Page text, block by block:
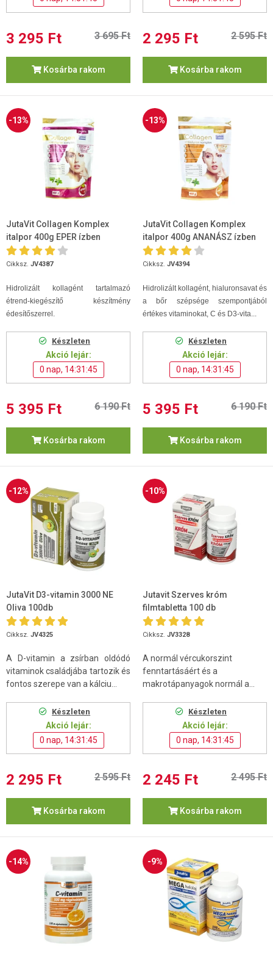
3 295 Ft 3 695 Ft
Kosárba rakom
2 295 Ft 2 595 Ft
Kosárba rakom
-13%
JutaVit Collagen Komplex
italpor 400g EPER ízben
Cikksz. JV4387
Hidrolizált kollagént tartalmazó
étrend-kiegészítő készítmény
édesítőszerrel.
Készleten
Akció lejár:
0 nap, 14:31:44
5 395 Ft 6 190 Ft
Kosárba rakom
-13%
JutaVit Collagen Komplex
italpor 400g ANANÁSZ ízben
Cikksz. JV4394
Hidrolizált kollagént, hialuronsavat és
a bőr szépsége szempontjából
értékes vitaminokat, C és D3-vita...
Készleten
Akció lejár:
0 nap, 14:31:44
5 395 Ft 6 190 Ft
Kosárba rakom
-12%
JutaVit D3-vitamin 3000 NE
Oliva 100db
Cikksz. JV4325
A D-vitamin a zsírban oldódó
vitaminok családjába tartozik és
fontos szerepe van a kálciu...
Készleten
Akció lejár:
0 nap, 14:31:44
2 295 Ft 2 595 Ft
Kosárba rakom
-10%
Jutavit Szerves króm
filmtabletta 100 db
Cikksz. JV3328
A normál vércukorszint
fenntartásáért és a
makrotápanyagok normál a...
Készleten
Akció lejár:
0 nap, 14:31:44
2 245 Ft 2 495 Ft
Kosárba rakom
-14% -9%